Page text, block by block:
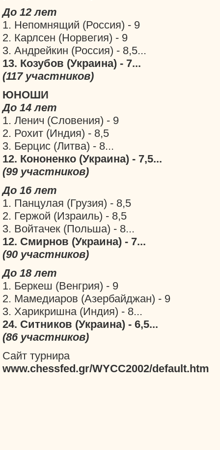
До 12 лет
1. Непомнящий (Россия) - 9
2. Карлсен (Норвегия) - 9
3. Андрейкин (Россия) - 8,5...
13. Козубов (Украина) - 7...
(117 участников)
ЮНОШИ
До 14 лет
1. Ленич (Словения) - 9
2. Рохит (Индия) - 8,5
3. Берцис (Литва) - 8...
12. Кононенко (Украина) - 7,5...
(99 участников)
До 16 лет
1. Панцулая (Грузия) - 8,5
2. Гержой (Израиль) - 8,5
3. Войтачек (Польша) - 8...
12. Смирнов (Украина) - 7...
(90 участников)
До 18 лет
1. Беркеш (Венгрия) - 9
2. Мамедиаров (Aзербайджан) - 9
3. Харикришна (Индия) - 8...
24. Ситников (Украина) - 6,5...
(86 участников)
Сайт турнира
www.chessfed.gr/WYCC2002/default.htm